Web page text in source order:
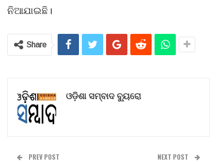
ନିଆଯାଇଛି।
Share
ଓଡ଼ିଶା ସମ୍ବାଦ ବ୍ୟୁରୋ
PREV POST NEXT POST